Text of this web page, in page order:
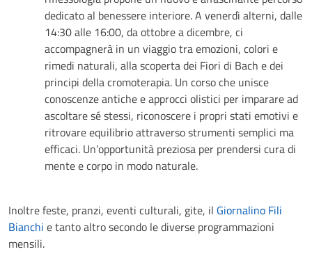
dedicato al benessere interiore. A venerdì alterni, dalle
14:30 alle 16:00, da ottobre a dicembre, ci
accompagnerà in un viaggio tra emozioni, colori e
rimedi naturali, alla scoperta dei Fiori di Bach e dei
principi della cromoterapia. Un corso che unisce
conoscenze antiche e approcci olistici per imparare ad
ascoltare sé stessi, riconoscere i propri stati emotivi e
ritrovare equilibrio attraverso strumenti semplici ma
efficaci. Un’opportunità preziosa per prendersi cura di
mente e corpo in modo naturale.
Inoltre feste, pranzi, eventi culturali, gite, il Giornalino Fili
Bianchi e tanto altro secondo le diverse programmazioni
mensili.